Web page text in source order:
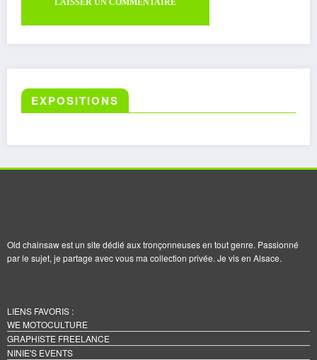
EXPOSITIONS
Old chainsaw est un site dédié aux tronçonneuses en tout genre. Passionné
par le sujet, je partage avec vous ma collection privée. Je vis en Alsace.
LIENS FAVORIS :
WE MOTOCULTURE
GRAPHISTE FREELANCE
NINIE'S EVENTS